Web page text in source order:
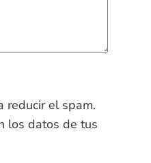
reducir el spam.
los datos de tus